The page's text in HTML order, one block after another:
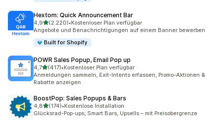
Hextom: Quick Announcement Bar
4,9von 5 Sternen
(2.220)
2220 Rezensionen insgesamt
•Kostenloser Plan verfügbar
Angebote und Benachrichtigungen auf einem Banner bewerben
Built for Shopify
POWR Sales Popup, Email Pop up
4,7von 5 Sternen
(417)
417 Rezensionen insgesamt
•Kostenloser Plan verfügbar
Anmeldungen sammeln, Exit-Intents erfassen, Promo-Aktionen &
Rabatte anzeigen
BoostPop: Sales Popups & Bars
4,8von 5 Sternen
(174)
174 Rezensionen insgesamt
•Kostenlose Installation
Glücksrad-Pop-ups, Smart Bars, Upsells – mit Preisobergrenze